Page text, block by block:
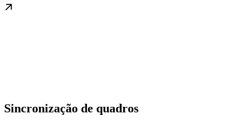
Sincronização de quadros